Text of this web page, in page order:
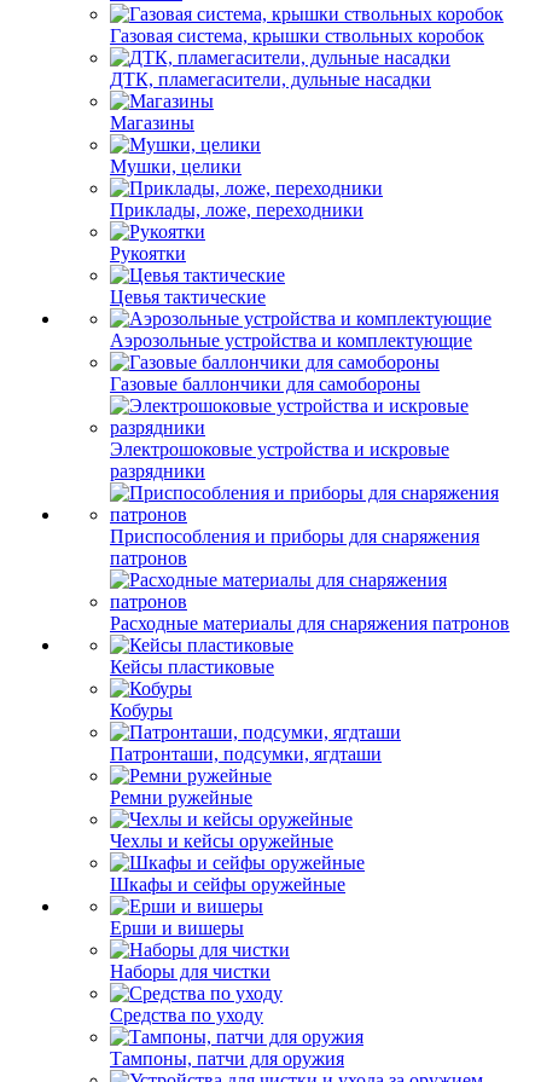
Газовая система, крышки ствольных коробок
ДТК, пламегасители, дульные насадки
Магазины
Мушки, целики
Приклады, ложе, переходники
Рукоятки
Цевья тактические
Аэрозольные устройства и комплектующие
Газовые баллончики для самобороны
Электрошоковые устройства и искровые
разрядники
Приспособления и приборы для снаряжения
патронов
Расходные материалы для снаряжения патронов
Кейсы пластиковые
Кобуры
Патронташи, подсумки, ягдташи
Ремни ружейные
Чехлы и кейсы оружейные
Шкафы и сейфы оружейные
Ерши и вишеры
Наборы для чистки
Средства по уходу
Тампоны, патчи для оружия